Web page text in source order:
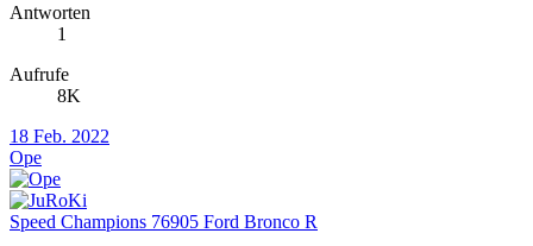
Antworten
1
Aufrufe
8K
18 Feb. 2022
Ope
Speed Champions 76905 Ford Bronco R